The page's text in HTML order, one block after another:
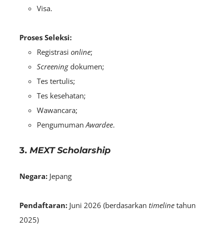
Visa.
Proses Seleksi:
Registrasi online;
Screeningdokumen;
Tes tertulis;
Tes kesehatan;
Wawancara;
Pengumuman Awardee.
3. MEXT Scholarship
Negara: Jepang
Pendaftaran: Juni 2026 (berdasarkan timeline tahun
2025)